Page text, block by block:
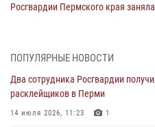
Росгвардии Пермского края
юных спортсменов
03 августа 2026, 10:59
ПОПУЛЯРНЫЕ НОВОСТИ
Два сотрудника Росгвардии
расклейщиков в Перми
14 июля 2026, 11:23 1